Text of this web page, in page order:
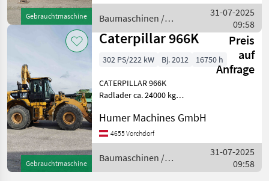
Gebrauchtmaschine
Hydraulische Hubkabine K
Baumaschinen /
Caterpillar
31-07-2025
09:58
Gebrauchtmaschine
Caterpillar 966K
Preis
auf
Anfrage
302 PS/222 kW Bj. 2012 16750 h
CATERPILLAR 966K
Radlader ca. 24000 kg
Betriebsstunden 6-
Zylinder-CATERPILLAR C9, 3
Motor - 302 PS, Abgasstufe
EU Stufe IIIB 4-Gang-
Humer Machines GmbH
4655 Vorchdorf
Baumaschinen /
Caterpillar
31-07-2025
09:58